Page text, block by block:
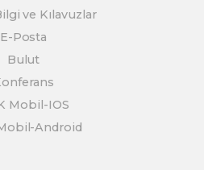
ve Kılavuzlar
E-Posta
Bulut
Mobil-IOS
Android